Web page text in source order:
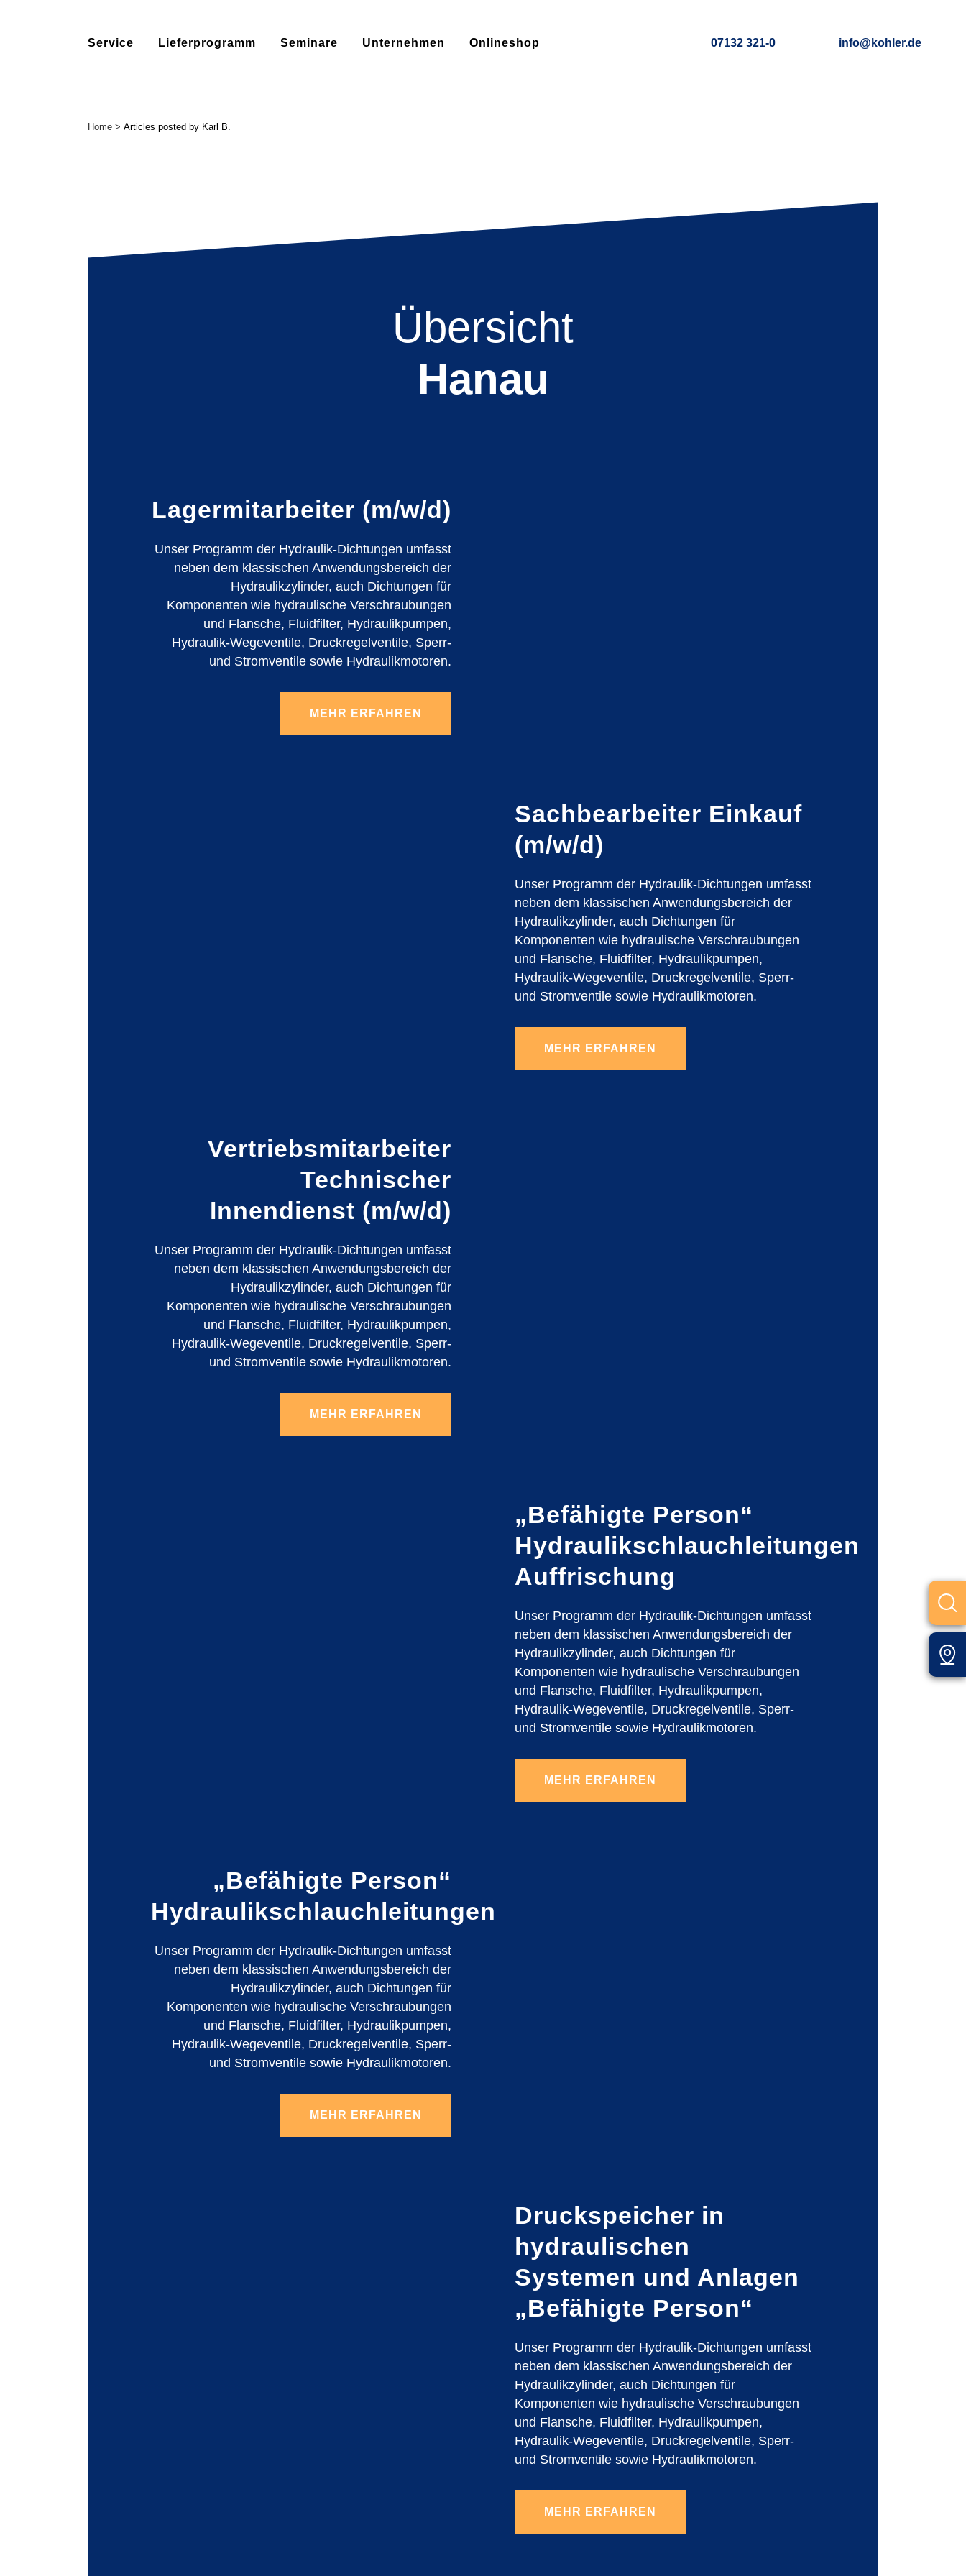
07132 321-0 info@kohler.de
Service Lieferprogramm Seminare Unternehmen Onlineshop
Home > Articles posted by Karl B.
Übersicht
Hanau
Lagermitarbeiter (m/w/d)
Unser Programm der Hydraulik-Dichtungen umfasst
neben dem klassischen Anwendungsbereich der
Hydraulikzylinder, auch Dichtungen für
Komponenten wie hydraulische Verschraubungen
und Flansche, Fluidfilter, Hydraulikpumpen,
Hydraulik-Wegeventile, Druckregelventile, Sperr-
und Stromventile sowie Hydraulikmotoren.
MEHR ERFAHREN
Sachbearbeiter Einkauf
(m/w/d)
Unser Programm der Hydraulik-Dichtungen umfasst
neben dem klassischen Anwendungsbereich der
Hydraulikzylinder, auch Dichtungen für
Komponenten wie hydraulische Verschraubungen
und Flansche, Fluidfilter, Hydraulikpumpen,
Hydraulik-Wegeventile, Druckregelventile, Sperr-
und Stromventile sowie Hydraulikmotoren.
MEHR ERFAHREN
Vertriebsmitarbeiter
Technischer
Innendienst (m/w/d)
Unser Programm der Hydraulik-Dichtungen umfasst
neben dem klassischen Anwendungsbereich der
Hydraulikzylinder, auch Dichtungen für
Komponenten wie hydraulische Verschraubungen
und Flansche, Fluidfilter, Hydraulikpumpen,
Hydraulik-Wegeventile, Druckregelventile, Sperr-
und Stromventile sowie Hydraulikmotoren.
MEHR ERFAHREN
„Befähigte Person“
Hydraulikschlauchleitungen
Auffrischung
Unser Programm der Hydraulik-Dichtungen umfasst
neben dem klassischen Anwendungsbereich der
Hydraulikzylinder, auch Dichtungen für
Komponenten wie hydraulische Verschraubungen
und Flansche, Fluidfilter, Hydraulikpumpen,
Hydraulik-Wegeventile, Druckregelventile, Sperr-
und Stromventile sowie Hydraulikmotoren.
MEHR ERFAHREN
„Befähigte Person“
Hydraulikschlauchleitungen
Unser Programm der Hydraulik-Dichtungen umfasst
neben dem klassischen Anwendungsbereich der
Hydraulikzylinder, auch Dichtungen für
Komponenten wie hydraulische Verschraubungen
und Flansche, Fluidfilter, Hydraulikpumpen,
Hydraulik-Wegeventile, Druckregelventile, Sperr-
und Stromventile sowie Hydraulikmotoren.
MEHR ERFAHREN
Druckspeicher in
hydraulischen
Systemen und Anlagen
„Befähigte Person“
Unser Programm der Hydraulik-Dichtungen umfasst
neben dem klassischen Anwendungsbereich der
Hydraulikzylinder, auch Dichtungen für
Komponenten wie hydraulische Verschraubungen
und Flansche, Fluidfilter, Hydraulikpumpen,
Hydraulik-Wegeventile, Druckregelventile, Sperr-
und Stromventile sowie Hydraulikmotoren.
MEHR ERFAHREN